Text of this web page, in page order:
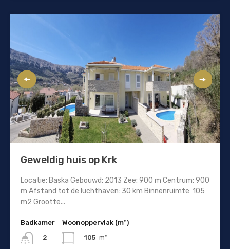
Geweldig huis op Krk
Locatie: Baska Gebouwd: 2013 Zee: 900 m Centrum: 900
m Afstand tot de luchthaven: 30 km Binnenruimte: 105
m2 Grootte...
Badkamer
2
Woonoppervlak (m²)
105 m²